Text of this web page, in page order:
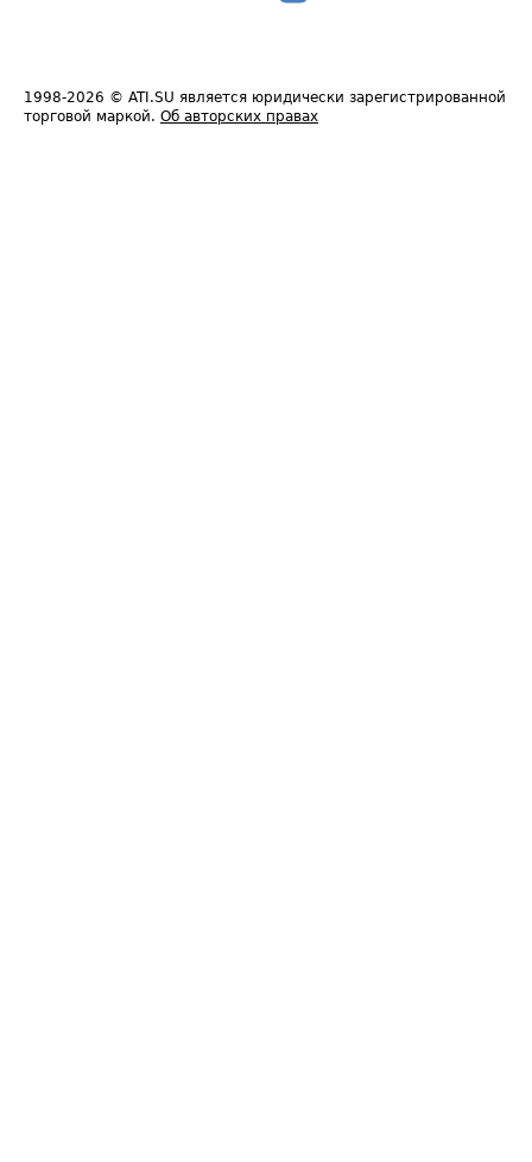
1998-2026 © ATI.SU является юридически зарегистрированной
торговой маркой. Об авторских правах